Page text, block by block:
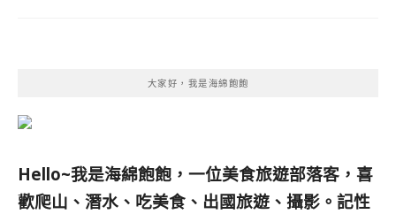
大家好，我是海綿飽飽
Hello~我是海綿飽飽，一位美食旅遊部落客， 喜
歡爬山、潛水、吃美食、出國旅遊、攝影。 記性